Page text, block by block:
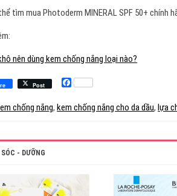
tìm mua Photoderm MINERAL SPF 50+ chính
nên dùng kem chống nắng loại nào?
Post Facebook
chống nắng,kem chống nắng cho da dầu,lựa
- DƯỠNG